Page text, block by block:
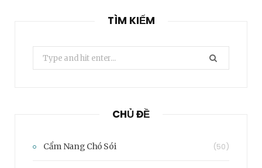
TÌM KIẾM
Search
for:
CHỦ ĐỀ
Cẩm Nang Chó Sói (50)